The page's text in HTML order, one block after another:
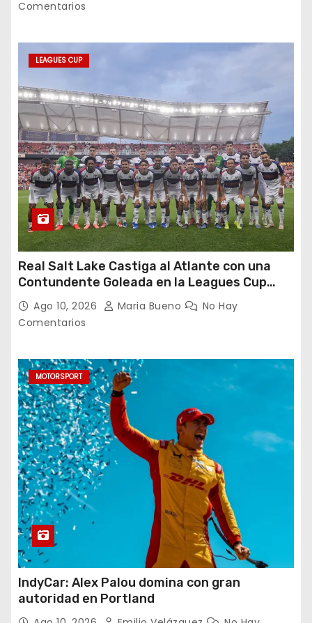
Comentarios
LEAGUES CUP
Real Salt Lake Castiga al Atlante con una
Contundente Goleada en la Leagues Cup
2026Ago 10, 2026 Maria Bueno
No Hay
Comentarios
MOTORSPORT
IndyCar: Alex Palou domina con gran
autoridad en Portland